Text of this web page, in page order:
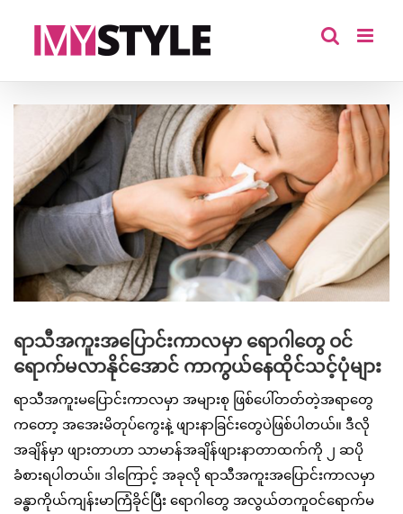
Larger
Image
ရာသီအကူးအပြောင်းကာလမှာ ရောဂါတွေ ဝင်
ရောက်မလာနိုင်အောင် ကာကွယ်နေထိုင်သင့်ပုံများ
ရာသီအကူးမပြောင်းကာလမှာ အများစု ဖြစ်ပေါ်တတ်တဲ့အရာတွေ
ကတော့ အအေးမိတုပ်ကွေးနဲ့ ဖျားနာခြင်းတွေပဲဖြစ်ပါတယ်။ ဒီလို
အချိန်မှာ ဖျားတာဟာ သာမာန်အချိန်ဖျားနာတာထက်ကို ၂ ဆပို
ခံစားရပါတယ်။ ဒါကြောင့် အခုလို ရာသီအကူးအပြောင်းကာလမှာ
ခန္ဓာကိုယ်ကျန်းမာကြံခိုင်ပြီး ရောဂါတွေ အလွယ်တကူဝင်ရောက်မ